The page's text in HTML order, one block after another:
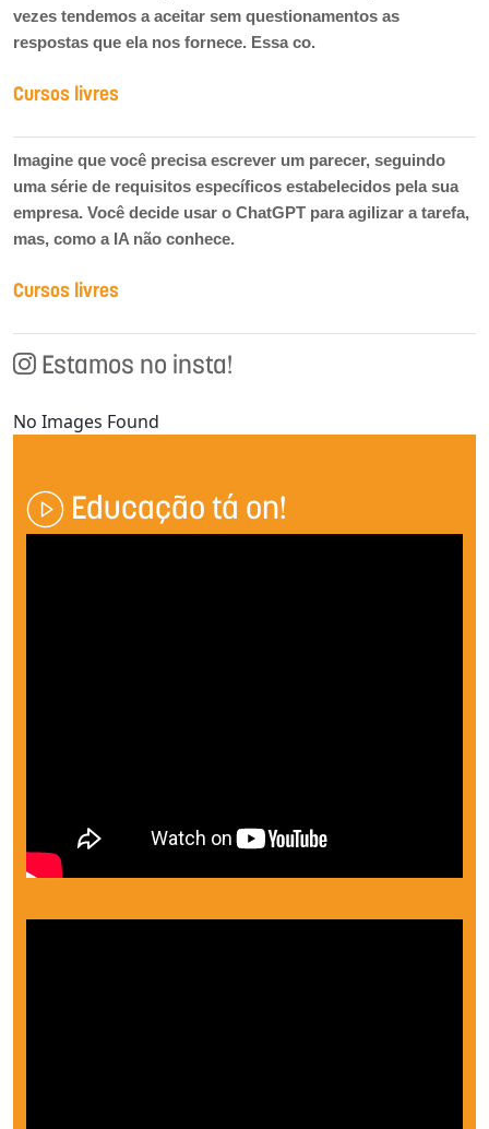
vezes tendemos a aceitar sem questionamentos as
respostas que ela nos fornece. Essa co.
Cursos livres
Imagine que você precisa escrever um parecer, seguindo
uma série de requisitos específicos estabelecidos pela sua
empresa. Você decide usar o ChatGPT para agilizar a tarefa,
mas, como a IA não conhece.
Cursos livres
Estamos no insta!
No Images Found
Educação tá on!